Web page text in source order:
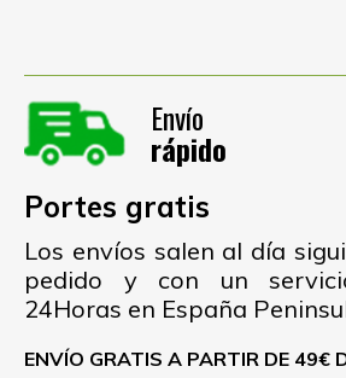
Envío
rápido
Portes gratis
Los envíos salen al día
pedido y con un
24Horas en España
ENVÍO GRATIS A PARTIR DE 49€